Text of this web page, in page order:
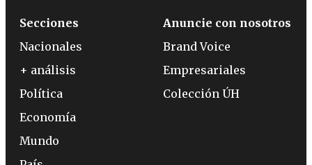
Secciones
Nacionales
+ análisis
Política
Economía
Mundo
Anuncie con nosotros
Brand Voice
Empresariales
Colección ÚH